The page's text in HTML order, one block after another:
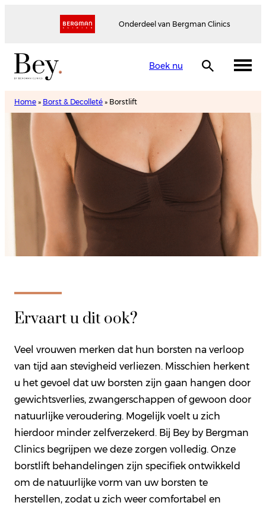
Onderdeel van Bergman Clinics
Boek nu
Home » Borst & Decolleté » Borstlift
Borstlift
Maak een afspraak
Brochure ontvangen
Ervaart u dit ook?
Veel vrouwen merken dat hun borsten na verloop
van tijd aan stevigheid verliezen. Misschien herkent
u het gevoel dat uw borsten zijn gaan hangen door
gewichtsverlies, zwangerschappen of gewoon door
natuurlijke veroudering. Mogelijk voelt u zich
hierdoor minder zelfverzekerd. Bij Bey by Bergman
Clinics begrijpen we deze zorgen volledig. Onze
borstlift behandelingen zijn specifiek ontwikkeld
om de natuurlijke vorm van uw borsten te
herstellen, zodat u zich weer comfortabel en